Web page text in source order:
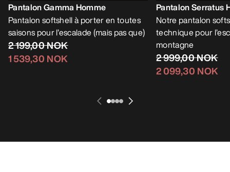
Pantalon Gamma Homme
Pantalon softshell à porter en toutes
saisons pour l’escalade (mais pas que)
2 199,00 NOK
1 539,30 NOK
Pantalon Serratus
Notre pantalon
technique pour
montagne
2 999,00 NOK
2 099,30 NOK